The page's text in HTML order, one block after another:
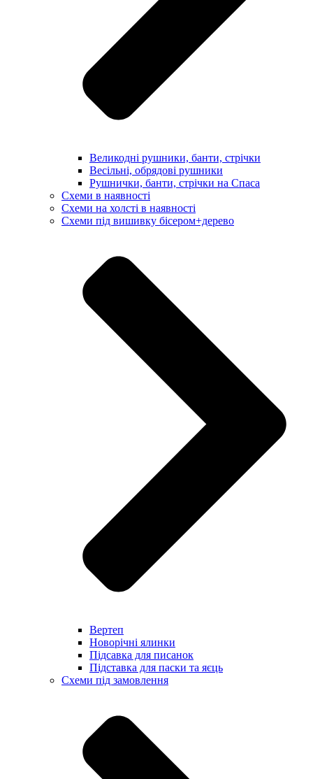
Великодні рушники, банти, стрічки
Весільні, обрядові рушники
Рушнички, банти, стрічки на Спаса
Схеми в наявності
Схеми на холсті в наявності
Схеми під вишивку бісером+дерево
Вертеп
Новорічні ялинки
Підсавка для писанок
Підставка для паски та яєць
Схеми під замовлення